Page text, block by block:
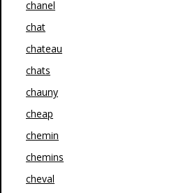
chanel
chat
chateau
chats
chauny
cheap
chemin
chemins
cheval